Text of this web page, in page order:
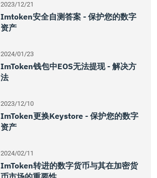
2023/12/21
Imtoken安全自测答案 - 保护您的数字
资产
2024/01/23
ImToken钱包中EOS无法提现 - 解决方
法
2023/12/10
ImToken更换Keystore - 保护您的数字
资产
2024/02/11
ImToken转进的数字货币与其在加密货